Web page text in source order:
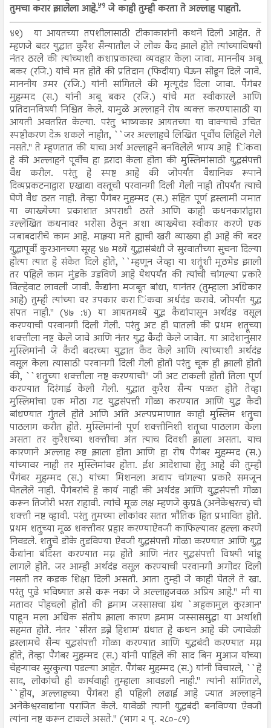
तुमचा करार झालेला आहे.५१ जे काही तुम्ही करता ते अल्लाह पाहतो.
४९)
या आयतच्या तपशीलासाठी टीकाकारांनी कथने दिली आहेत. ते
म्हणजे बदर युद्धात कुरैश सैन्यातील जे लोक कैद झाले होते त्यांच्याविषयी
नंतर ठरले की त्यांच्याशी कशाप्रकारचा व्यवहार केला जावा. माननीय अबू
बकर (रजि.) यांचे मत होते की प्रतिदान (फिदीया) घेऊन सोडून दिले जावे.
माननीय उमर (रजि.) यांनी सांगितले की मृत्यूदंड दिला जावा. पैगंबर
मुहम्मद (स.) यांनी अबू बकर (रजि.) यांचे मत स्वीकारले आणि
प्रतिदानविषयी निश्चित केले. यामुळे अल्लाहने रोष व्यक्त करण्यासाठी या
आयती अवतरित केल्या. परंतु भाष्यकार आयतच्या या वाक्याचे उचित
स्पष्टीकरण देऊ शकले नाहीत, ``जर अल्लाहचे लिखित पूर्वीच लिहिले गेले
नसते.'' ते म्हणतात की याचा अर्थ अल्लाहने बनविलेले भाग्य आहे िंकवा
हे की अल्लाहने पूर्वीच हा इरादा केला होता की मुस्लिमांसाठी युद्धसंपत्ती
वैध करील. परंतु हे स्पष्ट आहे की जोपर्यंत वैधानिक रूपाने
दिव्यप्रकटनाद्वारा एखाद्या वस्तूची परवानगी दिली गेली नाही तोपर्यंत त्याचे
घेणे वैध ठरत नाही. तेव्हा पैगंबर मुहम्मद (स.) सहित पूर्ण इस्लामी जमात
या व्याख्येच्या प्रकाशात अपराधी ठरते आणि काही कथनकारांद्वारा
उल्लेखित कथनावर भरोसा ठेवून अशा व्याख्येचा स्वीकार करणे एक
जबाबदारीचे काम आहे. माझ्या मते ह्याची खरी व्याख्या ही आहे की बदर
युद्धापूर्वी कुरआनच्या सूरह ४७ मध्ये युद्धासंबंधी जे सुरवातीच्या सुचना दिल्या
होत्या त्यात हे संकेत दिले होते, ``म्हणून जेव्हा या शत्रूंशी मूठभेड झाली
तर पहिले काम मुंडके उडविणे आहे येथपर्यंत की त्यांची चांगल्या प्रकारे
विल्हेवाट लावली जावी. कैद्यांना मजबूत बांधा, यानंतर (तुम्हाला अधिकार
आहे) तुम्ही त्यांच्या वर उपकार करा िंकवा अर्थदंड करावे. जोपर्यंत युद्ध
संपत नाही.'' (४७ :४) या आयतमध्ये युद्ध कैद्यांपासून अर्थदंड वसूल
करण्याची परवानगी दिली गेली. परंतु अट ही घातली की प्रथम शत्रूच्या
शक्तीला नष्ट केले जावे आणि नंतर युद्ध कैदी केले जावेत. या आदेशानुसार
मुस्लिमांनी जे कैदी बदरच्या युद्धात कैद केले आणि त्यांच्याशी अर्थदंड
वसूल केला त्यासाठी परवानगी दिली गेली होती परंतु चूक ही झाली होती
की, ``शत्रुच्या शक्तीला नष्ट करण्याची'' जी अट टाकली होती तिला पूर्ण
करण्यात दिरंगाई केली गेली. युद्धात कुरैश सैन्य पळत होते तेव्हा
मुस्लिमांचा एक मोठा गट युद्धसंपत्ती गोळा करण्यात आणि युद्ध कैदी
बांधण्यात गुंतले होते आणि अति अल्पप्रमाणात काही मुस्लिम शत्रुचा
पाठलाग करीत होते. मुस्लिमांनी पूर्ण शक्तीनिशी शत्रूचा पाठलाग केला
असता तर कुरैशच्या शक्तीचा अंत त्याच दिवशी झाला असता. याच
कारणाने अल्लाह रुष्ट झाला होता आणि हा रोष पैगंबर मुहम्मद (स.)
यांच्यावर नाही तर मुस्लिमांवर होता. ईश आदेशाचा हेतु आहे की तुम्ही
पैगंबर मुहम्मद (स.) यांच्या मिशनला अद्याप चांगल्या प्रकारे समजून
घेतलेले नाही. पैगंबरांचे हे कार्य नाही की अर्थदंड आणि युद्धसंपत्ती गोळा
करून तिजोरी भरत राहावी. त्यांचे मूळ लक्ष म्हणजे कुप्रâ (अनेकेश्वरत्व) ची
शक्ती नष्ट व्हावी. परंतु तुमच्या लोकांवर सतत भौतिक हित प्रभावित होते.
प्रथम शत्रुच्या मूळ शक्तीवर प्रहार करण्याऐवजी काफिल्यावर हल्ला करणे
निवडले. शत्रुचे डोके तुडविण्या ऐवजी युद्धसंपत्ती गोळा करण्यात आणि युद्ध
कैद्यांना बंदिस्त करण्यात मग्न होते आणि नंतर युद्धसंपत्ती विषयी भांडू
लागले होते. जर आम्ही अर्थदंड वसूल करण्याची परवानगी अगोदर दिली
नसती तर कडक शिक्षा दिली असती. आता तुम्ही जे काही घेतले ते खा.
परंतु पुढे भविष्यात असे करू नका जे अल्लाहजवळ अप्रिय आहे.'' मी या
मतावर पोहचलो होतो की इमाम जस्सासचा ग्रंथ `अहकामुल कुरआन'
पाहून मला अधिक संतोष झाला कारण इमाम जस्साससुद्धा या अर्थाशी
सहमत होते. नंतर `सीरत इब्ने हिशाम' ग्रंथात हे कथन आहे की ज्यावेळी
इस्लामचे सैन्य युद्धसंपत्ती गोळा करण्यात आणि युद्धबंदी करण्यात मग्न
होते, तेव्हा पैगंबर मुहम्मद (स.) यांनी पाहिले की साद बिन मुआज यांच्या
चेहऱ्यावर सुरकुत्या पडल्या आहेत. पैगंबर मुहम्मद (स.) यांनी विचारले, ``हे
साद, लोकांची ही कार्यवाही तुम्हाला आवडली नाही.'' त्यांनी सांगितले,
``होय, अल्लाहच्या पैगंबर! ही पहिली लढाई आहे ज्यात अल्लाहने
अनेकेश्वरवाद्यांना पराजित केले. यावेळी त्यानी युद्धबंदी बनविण्या ऐवजी
त्यांना नष्ट करून टाकले असते.'' (भाग २ पृ. २८०-८१)